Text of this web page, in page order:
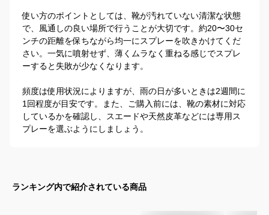
使い方のポイントとしては、靴が汚れていない清潔な状態
で、風通しの良い場所で行うことが大切です。約20〜30セ
ンチの距離を保ちながら均一にスプレーを吹きかけてくだ
さい。一気に噴射せず、薄くムラなく重ねる感じでスプレ
ーすると失敗が少なくなります。
頻度は使用状況によりますが、雨の日が多いときは2週間に
1回程度が目安です。また、ご購入前には、靴の素材に対応
しているかを確認し、スエードや天然皮革などには専用ス
プレーを選ぶようにしましょう。
ランキング内で紹介されている商品